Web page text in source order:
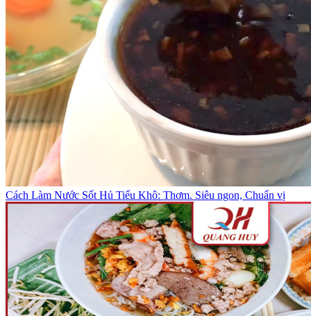
Cách Làm Nước Sốt Hủ Tiếu Khô: Thơm. Siêu ngon, Chuẩn vị